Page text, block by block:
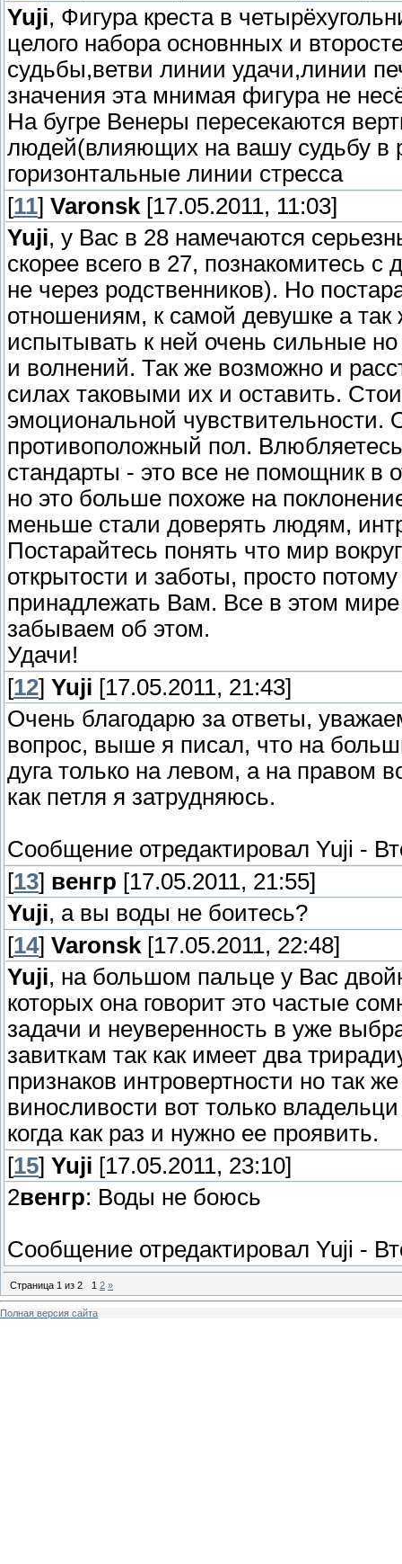
Yuji, Фигура креста в
целого набора основнных и
судьбы,ветви линии удачи,линии
значения эта мнимая фигура не
На бугре Венеры пересекаются
людей(влияющих на вашу судьбу в
горизонтальные линии стресса
[11] Varonsk [17.05.2011, 11:03]
Yuji, у Вас в 28 намечаются
скорее всего в 27, познакомитесь
не через родственников). Но
отношениям, к самой девушке а так
испытывать к ней очень сильные
и волнений. Так же возможно и
силах таковыми их и оставить.
эмоциональной
противоположный пол.
стандарты - это все не помощник в
но это больше похоже на
меньше стали доверять людям,
Постарайтесь понять что мир
открытости и заботы, просто
принадлежать Вам. Все в этом
забываем об этом.
Удачи!
[12] Yuji [17.05.2011, 21:43]
Очень благодарю за ответы,
вопрос, выше я писал, что на
дуга только на левом, а на правом
как петля я затрудняюсь.
Сообщение отредактировал Yuji -
[13] венгр [17.05.2011, 21:55]
Yuji, а вы воды не боитесь?
[14] Varonsk [17.05.2011, 22:48]
Yuji, на большом пальце у Вас
которых она говорит это частые
задачи и неуверенность в уже
завиткам так как имеет два
признаков интровертности но так
виносливости вот только
когда как раз и нужно ее проявить.
[15] Yuji [17.05.2011, 23:10]
2венгр: Воды не боюсь
Сообщение отредактировал Yuji -
Страница 1 из 2 1 2 »
Полная версия сайта